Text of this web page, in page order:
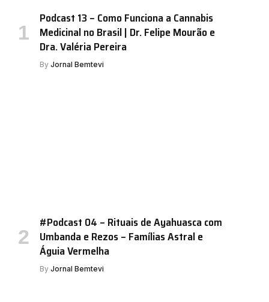
Podcast 13 – Como Funciona a Cannabis
Medicinal no Brasil | Dr. Felipe Mourão e
Dra. Valéria Pereira
By Jornal Bemtevi
#Podcast 04 – Rituais de Ayahuasca com
Umbanda e Rezos – Famílias Astral e
Águia Vermelha
By Jornal Bemtevi